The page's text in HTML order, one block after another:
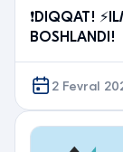
❗️DIQQAT!
BOSHLANDI!
2 Fevral